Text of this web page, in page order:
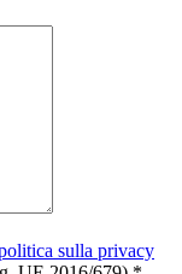
sulla privacy